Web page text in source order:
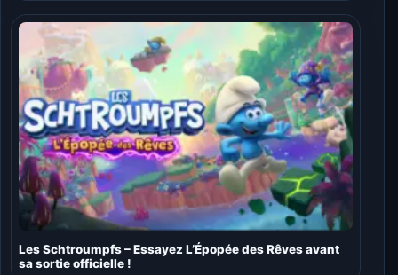
Les Schtroumpfs – Essayez L’Épopée des Rêves avant
sa sortie officielle !